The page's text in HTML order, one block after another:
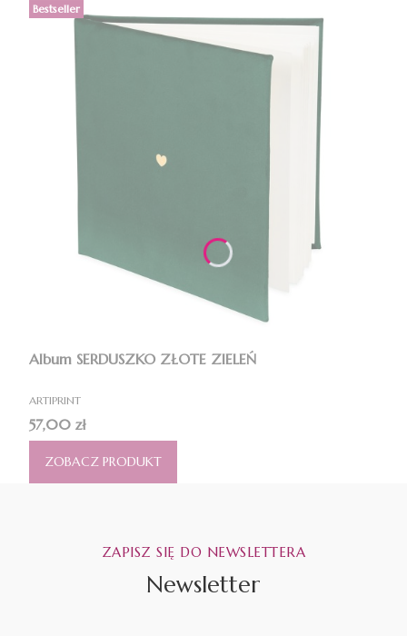
Bestseller
Album SERDUSZKO ZŁOTE ZIELEŃ
PRODUCENT
ARTIPRINT
Cena
57,00 zł
ZOBACZ PRODUKT
ZAPISZ SIĘ DO NEWSLETTERA
Newsletter